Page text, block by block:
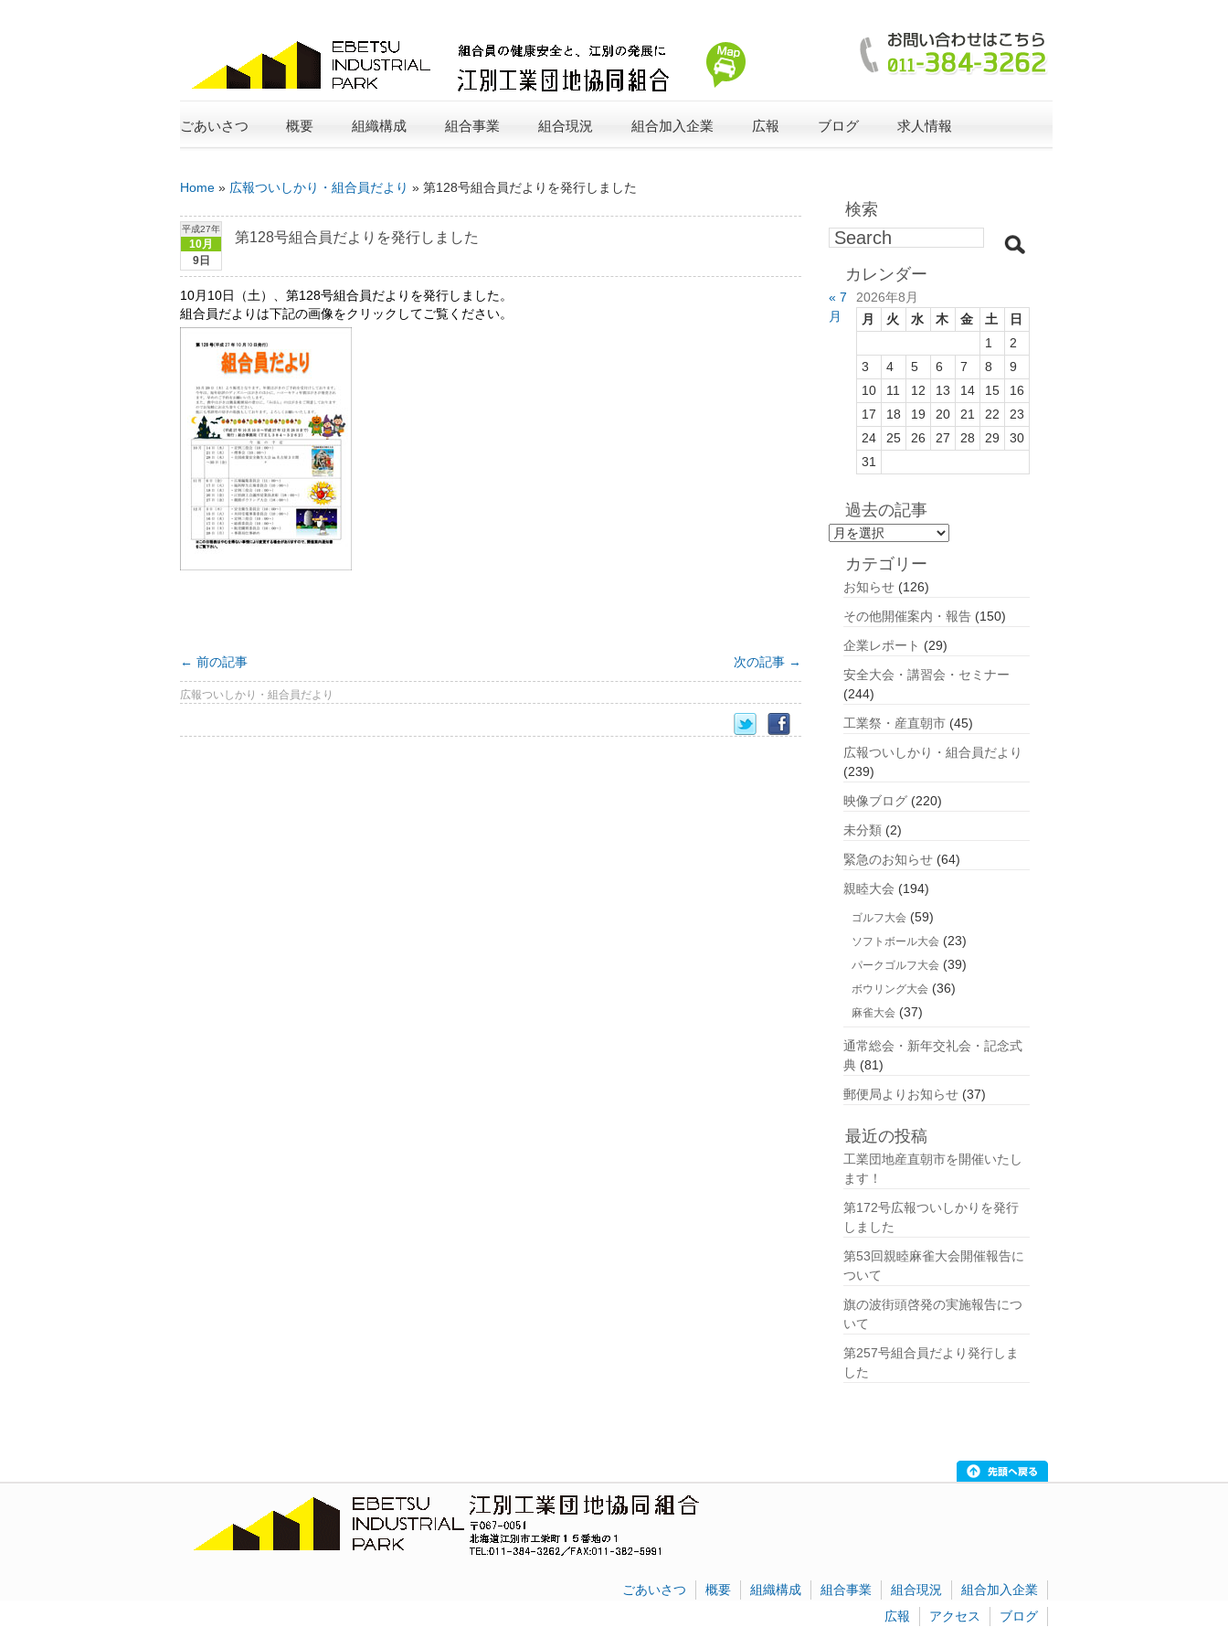
ごあいさつ 概要 組織構成 組合事業 組合現況 組合加入企業 広報 ブログ 求人情報
Home » 広報ついしかり・組合員だより » 第128号組合員だよりを発行しました
平成27年
10月
9日
第128号組合員だよりを発行しました
10月10日（土）、第128号組合員だよりを発行しました。
組合員だよりは下記の画像をクリックしてご覧ください。
← 前の記事 次の記事 →
広報ついしかり・組合員だより
検索
カレンダー
2026年8月
月
火 水 木 金 土
日
1
2
3
4 5 6 7 8
9
10
11 12 13 14 15
16
17
18 19 20 21 22
23
24
25 26 27 28 29
30
31
« 7
月
過去の記事
過
カテゴリー
お知らせ (126)
その他開催案内・報告 (150)
企業レポート (29)
安全大会・講習会・セミナー
(244)
工業祭・産直朝市 (45)
広報ついしかり・組合員だより
(239)
映像ブログ (220)
未分類 (2)
緊急のお知らせ (64)
親睦大会 (194)
ゴルフ大会 (59)
ソフトボール大会 (23)
パークゴルフ大会 (39)
ボウリング大会 (36)
麻雀大会 (37)
通常総会・新年交礼会・記念式
典 (81)
郵便局よりお知らせ (37)
最近の投稿
工業団地産直朝市を開催いたし
ます！
第172号広報ついしかりを発行
しました
第53回親睦麻雀大会開催報告に
ついて
旗の波街頭啓発の実施報告につ
いて
第257号組合員だより発行しま
した
ごあいさつ 概要 組織構成 組合事業 組合現況
組合加入企業
広報
アクセス ブログ